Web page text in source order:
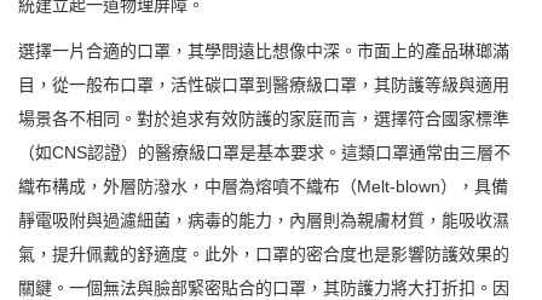
統建立起一道物理屏障。
選擇一片合適的口罩，其學問遠比想像中深。市面上的產品琳瑯滿
目，從一般布口罩，活性碳口罩到醫療級口罩，其防護等級與適用
場景各不相同。對於追求有效防護的家庭而言，選擇符合國家標準
（如CNS認證）的醫療級口罩是基本要求。這類口罩通常由三層不
織布構成，外層防潑水，中層為熔噴不織布（Melt-blown），具備
靜電吸附與過濾細菌，病毒的能力，內層則為親膚材質，能吸收濕
氣，提升佩戴的舒適度。此外，口罩的密合度也是影響防護效果的
關鍵。一個無法與臉部緊密貼合的口罩，其防護力將大打折扣。因